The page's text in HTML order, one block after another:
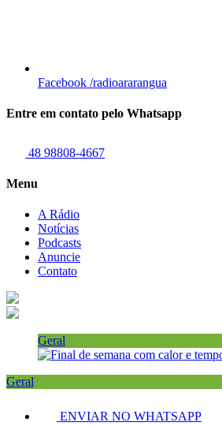
Facebook /radioararangua
Entre em contato pelo Whatsapp
48 98808-4667
Menu
A Rádio
Notícias
Podcasts
Anuncie
Contato
Geral
Geral
ENVIAR NO WHATSAPP